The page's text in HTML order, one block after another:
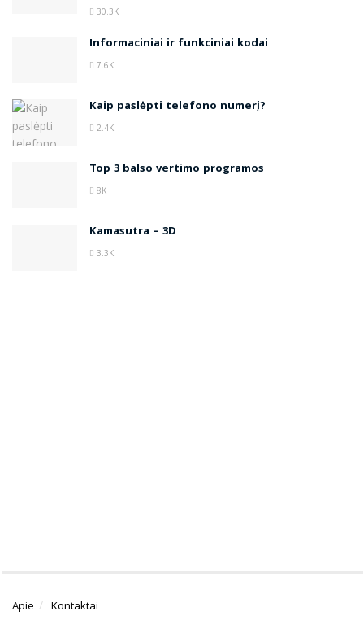
30.3K
Informaciniai ir funkciniai kodai
7.6K
Kaip paslėpti telefono numerį?
2.4K
Top 3 balso vertimo programos
8K
Kamasutra – 3D
3.3K
Apie Kontaktai